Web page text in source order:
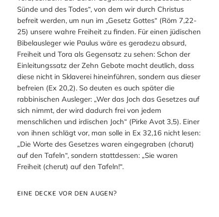
Sünde und des Todes“, von dem wir durch Christus
befreit werden, um nun im „Gesetz Gottes“ (Röm 7,22-
25) unsere wahre Freiheit zu finden. Für einen jüdischen
Bibelausleger wie Paulus wäre es geradezu absurd,
Freiheit und Tora als Gegensatz zu sehen: Schon der
Einleitungssatz der Zehn Gebote macht deutlich, dass
diese nicht in Sklaverei hineinführen, sondern aus dieser
befreien (Ex 20,2). So deuten es auch später die
rabbinischen Ausleger: „Wer das Joch das Gesetzes auf
sich nimmt, der wird dadurch frei von jedem
menschlichen und irdischen Joch“ (Pirke Avot 3,5). Einer
von ihnen schlägt vor, man solle in Ex 32,16 nicht lesen:
„Die Worte des Gesetzes waren eingegraben (charut)
auf den Tafeln“, sondern stattdessen: „Sie waren
Freiheit (cherut) auf den Tafeln!“.
EINE DECKE VOR DEN AUGEN?